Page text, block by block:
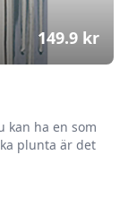
kan ha en som
plunta är det
149.9 kr